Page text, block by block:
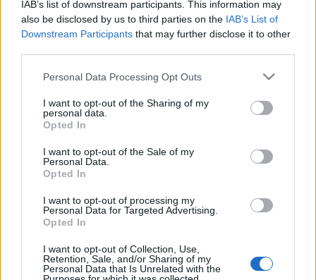
IAB’s list of downstream participants. This information may
also be disclosed by us to third parties on the IAB’s List of
Downstream Participants that may further disclose it to other
Please note that this website/app uses one or more Google
not limited to your visit or usage behaviour. You may click to
grant or deny consent to Google and its third-party tags to
use your data for below specified purposes in below Google
consent section.
Personal Data Processing Opt Outs
I want to opt-out of the Sharing of my
personal data.
Opted In
I want to opt-out of the Sale of my
Personal Data.
Opted In
I want to opt-out of processing my
Personal Data for Targeted Advertising.
Opted In
I want to opt-out of Collection, Use,
Retention, Sale, and/or Sharing of my
Personal Data that Is Unrelated with the
Nyerjetek jegyeket a 30Y év végi
koncertjeire!
Recorder.hu•2010. december 24.
A jövő héten az ország négy városában mutatja
be legújabb, a Recorder által a 2010-es év hazai
legjobbjának választott, Városember című lemezét a
30Y. A zenekar karácsonyi ajándékként két-két
belépőt ajánlott fel olvasóinknak a rapidturné
állomásaira.…
turné